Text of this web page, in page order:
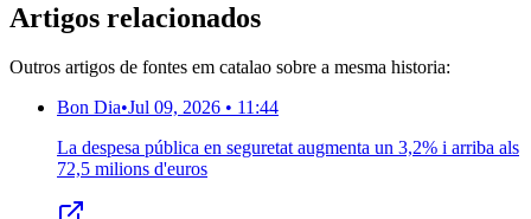
Artigos relacionados
Outros artigos de fontes em catalao sobre a mesma historia:
Bon Dia•Jul 09, 2026 • 11:44
La despesa pública en seguretat augmenta un 3,2% i arriba als
72,5 milions d'euros